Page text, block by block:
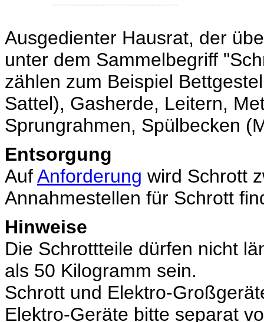
Ausgedienter Hausrat, der
unter dem Sammelbegriff
zählen zum Beispiel
Sattel), Gasherde, Leitern,
Sprungrahmen, Spülbecken
Entsorgung
AufAnforderung wird Schrott
Annahmestellen für Schrott
Hinweise
Die Schrottteile dürfen nicht
als 50 Kilogramm sein.
Schrott und Elektro-
Elektro-Geräte bitte separat